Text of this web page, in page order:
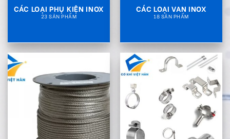
CÁC LOẠI PHỤ KIỆN INOX CÁC LOẠI VAN INOX